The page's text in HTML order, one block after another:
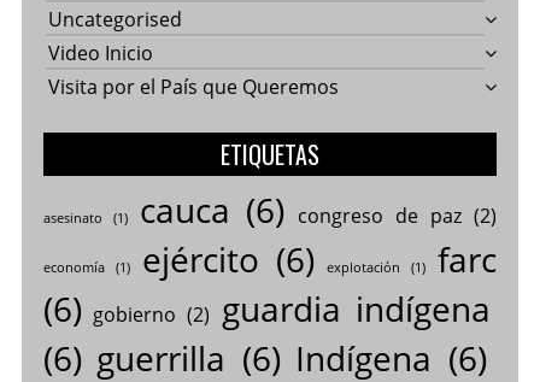
Uncategorised
Video Inicio
Visita por el País que Queremos
ETIQUETAS
asesinato (1) cauca (6) congreso de paz(2)
economía(1) ejército (6) explotación (1)
farc
(6) gobierno (2) guardia indígena
(6) guerrilla (6) Indígena (6)